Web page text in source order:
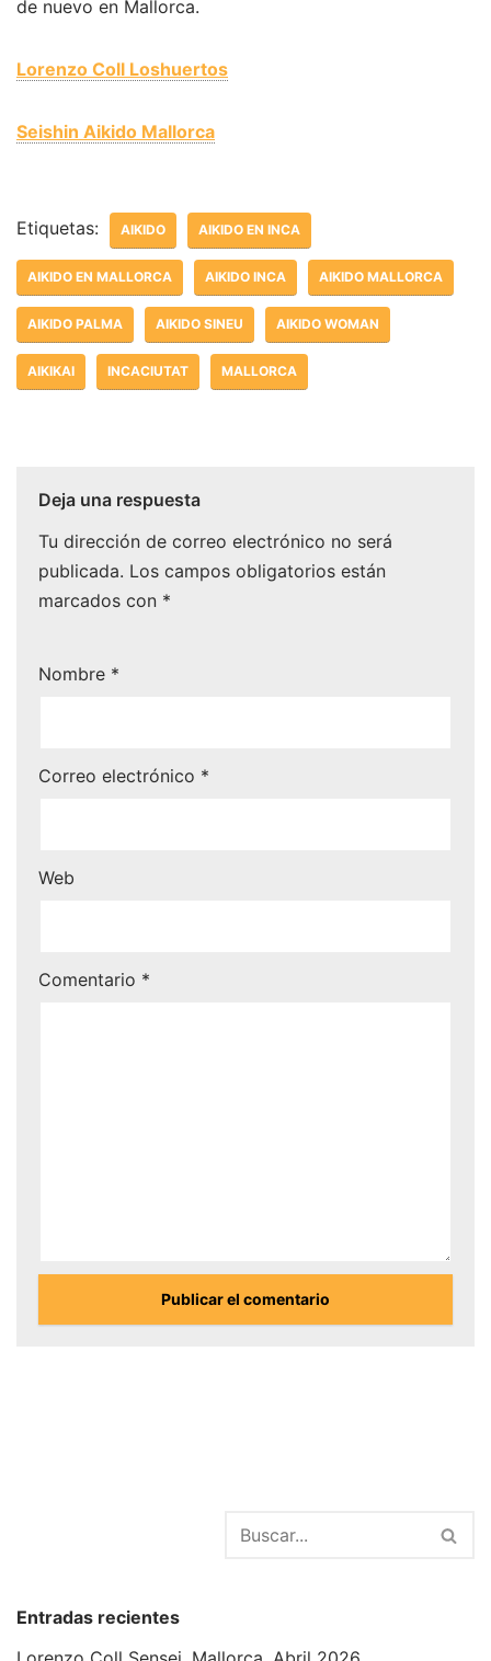
de nuevo en Mallorca.
Lorenzo Coll Loshuertos
Seishin Aikido Mallorca
Etiquetas: AIKIDO AIKIDO EN INCA
AIKIDO EN MALLORCA AIKIDO INCA AIKIDO MALLORCA
AIKIDO PALMA AIKIDO SINEU AIKIDO WOMAN
AIKIKAI INCACIUTAT MALLORCA
Deja una respuesta
Tu dirección de correo electrónico no será
publicada. Los campos obligatorios están
marcados con *
Nombre *
Correo electrónico *
Web
Comentario *
Entradas recientes